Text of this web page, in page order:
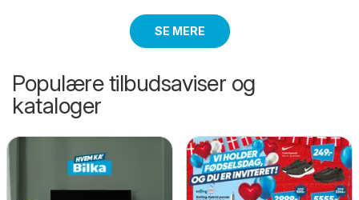
SE MERE
Populære tilbudsaviser og
kataloger